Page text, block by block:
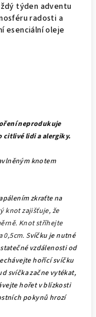
týden adventu
radosti a
esenciální oleje
neprodukuje
citlivé lidi a alergiky.
knotem
zkraťte na
knot zajišťuje, že
Knot stříhejte
Svíčku je nutné
vzdálenosti od
hořící svíčku
svíčka začne vytékat,
hořet v blízkosti
pokynů hrozí